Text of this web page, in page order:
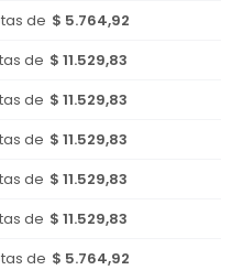
de $ 5.764,92
de $ 11.529,83
de $ 11.529,83
de $ 11.529,83
de $ 11.529,83
de $ 11.529,83
de $ 5.764,92